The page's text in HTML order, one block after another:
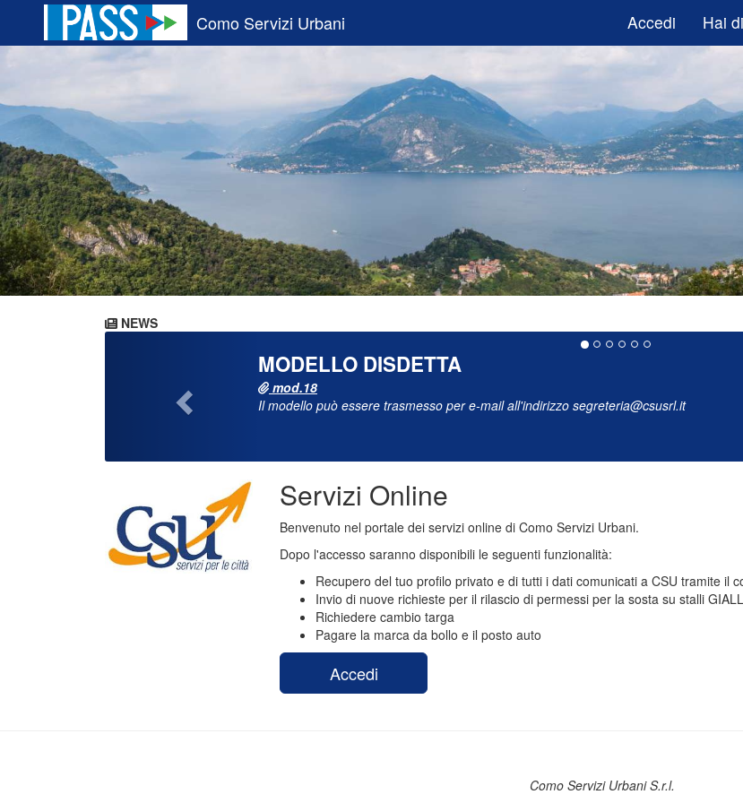
Como Servizi Urbani Accedi Hai
NEWS
MODELLO DISDETTA
mod.18
Il modello può essere trasmesso per e-mail all'indirizzo segreteria@csusrl.it
Servizi Online
Benvenuto nel portale dei servizi online di Como Servizi Urbani.
Dopo l'accesso saranno disponibili le seguenti funzionalità:
Recupero del tuo profilo privato e di tutti i dati comunicati a CSU tramite il
Invio di nuove richieste per il rilascio di permessi per la sosta su stalli
Richiedere cambio targa
Pagare la marca da bollo e il posto auto
Accedi
Como Servizi Urbani S.r.l.